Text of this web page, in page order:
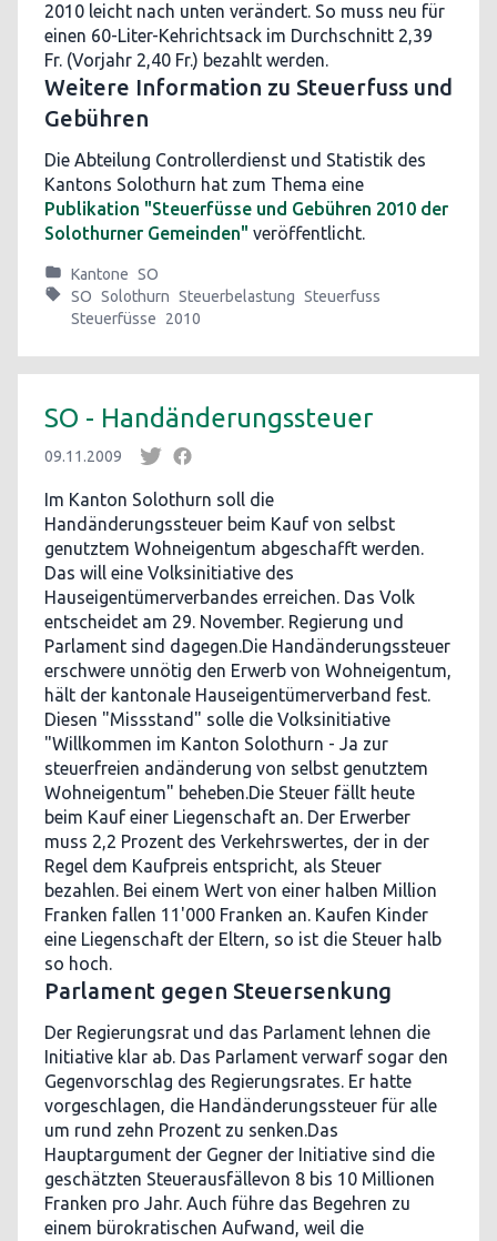
2010 leicht nach unten verändert. So muss neu für
einen 60-Liter-Kehrichtsack im Durchschnitt 2,39
Fr. (Vorjahr 2,40 Fr.) bezahlt werden.
Weitere Information zu Steuerfuss und
Gebühren
Die Abteilung Controllerdienst und Statistik des
Kantons Solothurn hat zum Thema eine
Publikation "Steuerfüsse und Gebühren 2010 der
Solothurner Gemeinden" veröffentlicht.
Kantone SO
SO Solothurn Steuerbelastung Steuerfuss
Steuerfüsse
2010
SO - Handänderungssteuer
09.11.2009
Im Kanton Solothurn soll die
Handänderungssteuer beim Kauf von selbst
genutztem Wohneigentum abgeschafft werden.
Das will eine Volksinitiative des
Hauseigentümerverbandes erreichen. Das Volk
entscheidet am 29. November. Regierung und
Parlament sind dagegen.Die Handänderungssteuer
erschwere unnötig den Erwerb von Wohneigentum,
hält der kantonale Hauseigentümerverband fest.
Diesen "Missstand" solle die Volksinitiative
"Willkommen im Kanton Solothurn - Ja zur
steuerfreien andänderung von selbst genutztem
Wohneigentum" beheben.Die Steuer fällt heute
beim Kauf einer Liegenschaft an. Der Erwerber
muss 2,2 Prozent des Verkehrswertes, der in der
Regel dem Kaufpreis entspricht, als Steuer
bezahlen. Bei einem Wert von einer halben Million
Franken fallen 11'000 Franken an. Kaufen Kinder
eine Liegenschaft der Eltern, so ist die Steuer halb
so hoch.
Parlament gegen Steuersenkung
Der Regierungsrat und das Parlament lehnen die
Initiative klar ab. Das Parlament verwarf sogar den
Gegenvorschlag des Regierungsrates. Er hatte
vorgeschlagen, die Handänderungssteuer für alle
um rund zehn Prozent zu senken.Das
Hauptargument der Gegner der Initiative sind die
geschätzten Steuerausfällevon 8 bis 10 Millionen
Franken pro Jahr. Auch führe das Begehren zu
einem bürokratischen Aufwand, weil die